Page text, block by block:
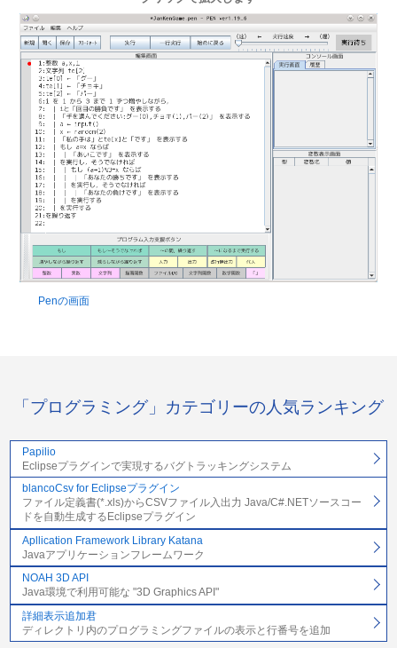
Penの画面
「プログラミング」カテゴリーの人気ランキング
Papilio
Eclipseプラグインで実現するバグトラッキングシステム
blancoCsv for Eclipseプラグイン
ファイル定義書(*.xls)からCSVファイル入出力 Java/C#.NETソースコー
ドを自動生成するEclipseプラグイン
Apllication Framework Library Katana
Javaアプリケーションフレームワーク
NOAH 3D API
Java環境で利用可能な "3D Graphics API"
詳細表示追加君
ディレクトリ内のプログラミングファイルの表示と行番号を追加